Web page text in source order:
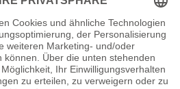
Ob Julie Kurz verheiratet ist oder
Ihr Alter ist43 Jahre.
verheiratet, Kinder etc.
Homepage / X / Instagram /